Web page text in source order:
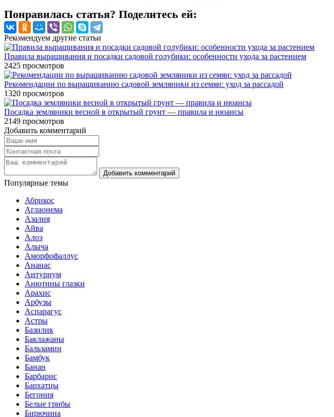
Понравилась статья? Поделитесь ей:
Рекомендуем другие статьи
Правила выращивания и посадки садовой голубики: особенности ухода за растением
2425 просмотров
Рекомендации по выращиванию садовой земляники из семян: уход за рассадой
1320 просмотров
Посадка земляники весной в открытый грунт — правила и нюансы
2149 просмотров
Добавить комментарий
Популярные темы
Абрикос
Аглаонема
Азалия
Айва
Алоэ
Алыча
Аморфофаллус
Ананас
Антуриум
Анютины глазки
Арахис
Арбузы
Аспарагус
Астры
Базилик
Баклажаны
Бальзамин
Бамбук
Банан
Барбарис
Бархатцы
Бегония
Белые грибы
Бирючина